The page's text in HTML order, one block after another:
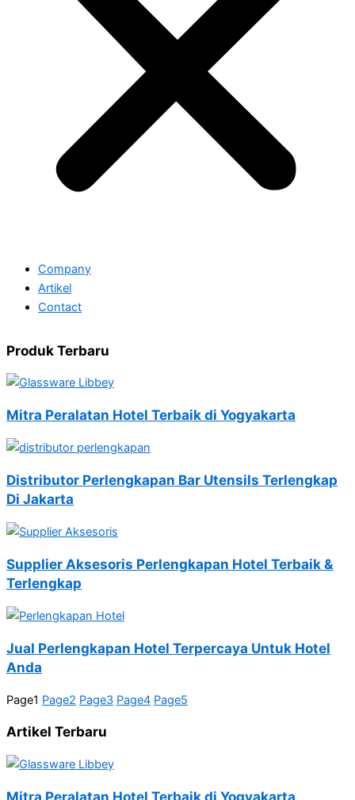
Company
Artikel
Contact
Produk Terbaru
Mitra Peralatan Hotel Terbaik di Yogyakarta
Distributor Perlengkapan Bar Utensils Terlengkap
Di Jakarta
Supplier Aksesoris Perlengkapan Hotel Terbaik &
Terlengkap
Jual Perlengkapan Hotel Terpercaya Untuk Hotel
Anda
Page1 Page2 Page3 Page4 Page5
Artikel Terbaru
Mitra Peralatan Hotel Terbaik di Yogyakarta